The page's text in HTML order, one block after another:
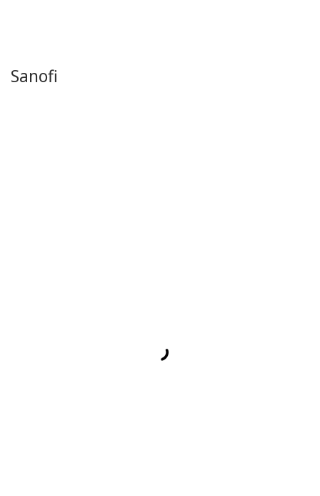
Sanofi